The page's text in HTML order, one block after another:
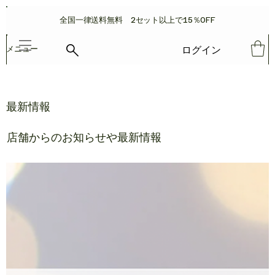
​全国一律送料無料 2セット以上で15％OFF
ログイン
メニュー
最新情報
店舗からのお知らせや最新情報